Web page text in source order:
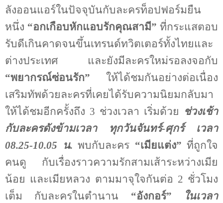
ลังออนแอร์ในปัจจุบันกับละครท็อปฟอร์มยืน
หนึ่ง “อกเกือบหักแอบรักคุณสามี” ที่กระแสตอบ
รับดีเกินคาดจนขึ้นเทรนด์ทวิตเตอร์ทั้งไทยและ
ต่างประเทศ และยังมีละครใหม่รอลงจอกับ
“พยากรณ์ซ่อนรัก” ให้ได้ชมกันอย่างต่อเนื่อง
เสริมทัพด้วยละครที่เคยได้รับความนิยมกลับมา
ให้ได้ชมอีกครั้งถึง 3 ช่วงเวลา เริ่มด้วย ช่วงเช้า
กับละครดังข้ามเวลา ทุกวันจันทร์-ศุกร์ เวลา
08.25-10.05 น. พบกับละคร “เมียแต่ง” ที่ถูกใจ
คนดู กับเรื่องราวความรักสามเส้าระหว่างเมีย
น้อย และเมียหลวง ตามมาจุใจกันต่อ 2 ชั่วโมง
เต็ม กับละครในตำนาน “อังกอร์”
ในเวลา